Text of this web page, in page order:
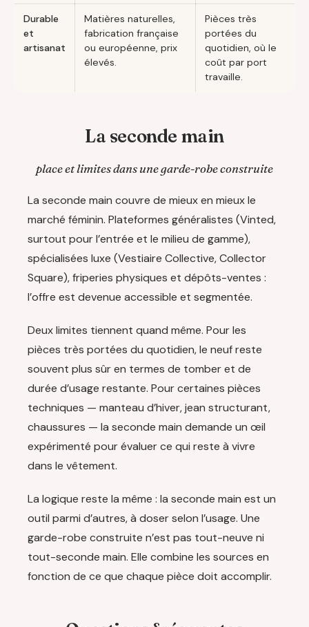
Durable
et
artisanat
Matières naturelles,
fabrication française
ou européenne, prix
élevés.
Pièces très
portées du
quotidien, où le
coût par port
travaille.
La seconde main
place et limites dans une garde-robe construite
La seconde main couvre de mieux en mieux le
marché féminin. Plateformes généralistes (Vinted,
surtout pour l’entrée et le milieu de gamme),
spécialisées luxe (Vestiaire Collective, Collector
Square), friperies physiques et dépôts-ventes :
l’offre est devenue accessible et segmentée.
Deux limites tiennent quand même. Pour les
pièces très portées du quotidien, le neuf reste
souvent plus sûr en termes de tomber et de
durée d’usage restante. Pour certaines pièces
techniques — manteau d’hiver, jean structurant,
chaussures — la seconde main demande un œil
expérimenté pour évaluer ce qui reste à vivre
dans le vêtement.
La logique reste la même : la seconde main est un
outil parmi d’autres, à doser selon l’usage. Une
garde-robe construite n’est pas tout-neuve ni
tout-seconde main. Elle combine les sources en
fonction de ce que chaque pièce doit accomplir.